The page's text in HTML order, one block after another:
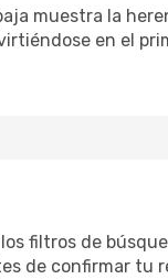
muestra la
en el
filtros de
de confirmar tu